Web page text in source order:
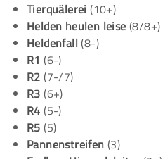
Tierquälerei (10+)
Helden heulen leise(8/8+)
Heldenfall(8-)
R1 (6-)
R2 (7-/7)
R3 (6+)
R4 (5-)
R5 (5)
Pannenstreifen (3)